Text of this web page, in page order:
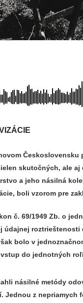
skutočných, ale
a jeho násilná
boli vzorom pre
č. 69/1949 Zb. o
bolo v
do jednotných
násilné metódy
Jednou z